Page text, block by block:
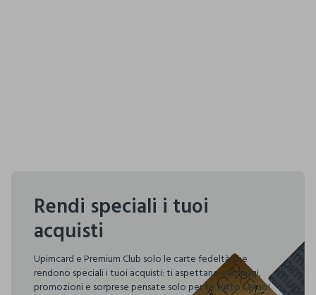
Rendi speciali i tuoi
acquisti
Upimcard e Premium Club solo le carte fedeltà che
rendono speciali i tuoi acquisti: ti aspettano vantaggi,
promozioni e sorprese pensate solo per te tutto l'anno!